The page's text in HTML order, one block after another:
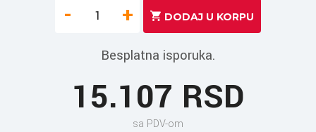
- +
Besplatna isporuka.
15.107 RSD
sa PDV-om